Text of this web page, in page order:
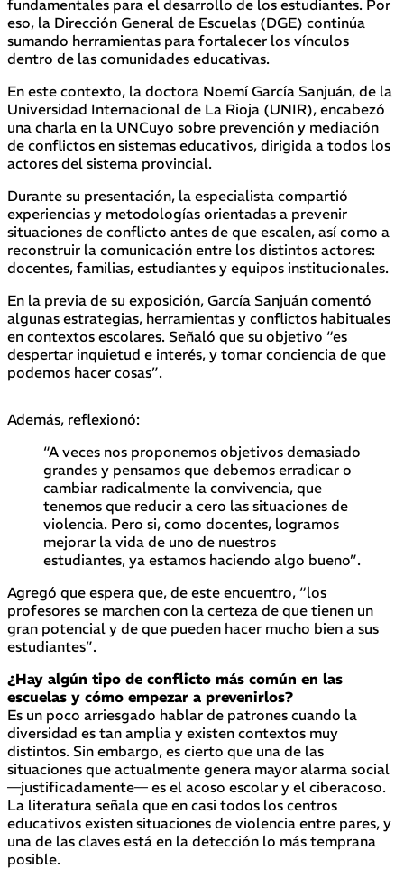
fundamentales para el desarrollo de los estudiantes. Por
eso, la Dirección General de Escuelas (DGE) continúa
sumando herramientas para fortalecer los vínculos
dentro de las comunidades educativas.
En este contexto, la doctora Noemí García Sanjuán, de la
Universidad Internacional de La Rioja (UNIR), encabezó
una charla en la UNCuyo sobre prevención y mediación
de conflictos en sistemas educativos, dirigida a todos los
actores del sistema provincial.
Durante su presentación, la especialista compartió
experiencias y metodologías orientadas a prevenir
situaciones de conflicto antes de que escalen, así como a
reconstruir la comunicación entre los distintos actores:
docentes, familias, estudiantes y equipos institucionales.
En la previa de su exposición, García Sanjuán comentó
algunas estrategias, herramientas y conflictos habituales
en contextos escolares. Señaló que su objetivo “es
despertar inquietud e interés, y tomar conciencia de que
podemos hacer cosas”.
Además, reflexionó:
“A veces nos proponemos objetivos demasiado
grandes y pensamos que debemos erradicar o
cambiar radicalmente la convivencia, que
tenemos que reducir a cero las situaciones de
violencia. Pero si, como docentes, logramos
mejorar la vida de uno de nuestros
estudiantes, ya estamos haciendo algo bueno”.
Agregó que espera que, de este encuentro, “los
profesores se marchen con la certeza de que tienen un
gran potencial y de que pueden hacer mucho bien a sus
estudiantes”.
¿Hay algún tipo de conflicto más común en las
escuelas y cómo empezar a prevenirlos?
Es un poco arriesgado hablar de patrones cuando la
diversidad es tan amplia y existen contextos muy
distintos. Sin embargo, es cierto que una de las
situaciones que actualmente genera mayor alarma social
—justificadamente— es el acoso escolar y el ciberacoso.
La literatura señala que en casi todos los centros
educativos existen situaciones de violencia entre pares, y
una de las claves está en la detección lo más temprana
posible.